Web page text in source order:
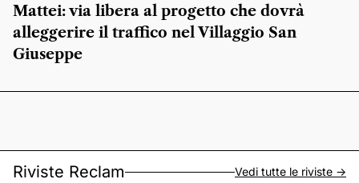
Mattei: via libera al progetto che dovrà
alleggerire il traffico nel Villaggio San
Giuseppe
Riviste Reclam Vedi tutte le riviste ->